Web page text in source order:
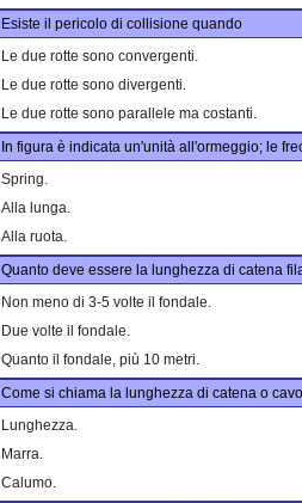
Esiste il pericolo di collisione quando
Le due rotte sono convergenti.
Le due rotte sono divergenti.
Le due rotte sono parallele ma costanti.
In figura è indicata un'unità all'ormeggio; le
Spring.
Alla lunga.
Alla ruota.
Quanto deve essere la lunghezza di catena
Non meno di 3-5 volte il fondale.
Due volte il fondale.
Quanto il fondale, più 10 metri.
Come si chiama la lunghezza di catena o
Lunghezza.
Marra.
Calumo.